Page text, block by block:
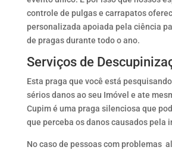
controle de pulgas e carrapatos
personalizada apoiada pela ciência
de pragas durante todo o ano.
Serviços de
Esta praga que você está
sérios danos ao seu Imóvel e ate
Cupim é uma praga silenciosa que
que perceba os danos causados pela
No caso de pessoas com problemas